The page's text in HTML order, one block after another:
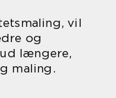
vil
og
længere,
maling.